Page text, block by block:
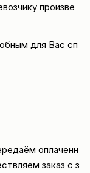
произве
для Вас сп
оплаченн
заказ с з